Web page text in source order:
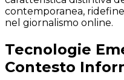
contemporanea,
nel giornalismo online.
Tecnologie
Contesto